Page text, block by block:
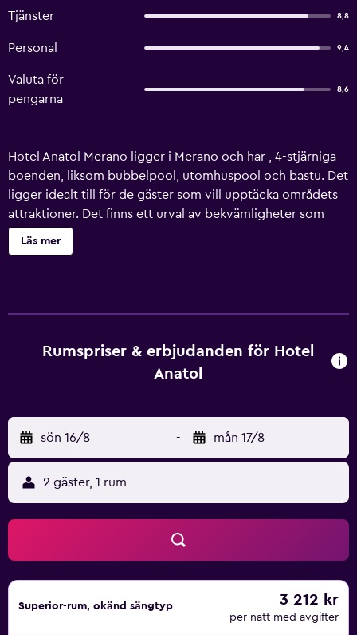
Tjänster 8,8
Personal 9,4
Valuta för
pengarna
8,6
Hotel Anatol Merano ligger i Merano och har , 4-stjärniga
boenden, liksom bubbelpool, utomhuspool och bastu. Det
ligger idealt till för de gäster som vill upptäcka områdets
attraktioner. Det finns ett urval av bekvämligheter som
gäster kan använda som en tur- och utflyktsdisk och hiss.
Redan packade luncher finns för resenärer som vill ge sig
ett utmärkt läge för att upptäcka närliggande Scena och
Läs mer
Rumspriser & erbjudanden för Hotel
Anatol
sön 16/8 - mån 17/8
2 gäster, 1 rum
Superior-rum, okänd sängtyp 3 212 kr
per natt med avgifter